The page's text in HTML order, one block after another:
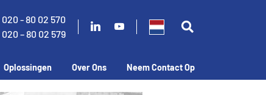
020 - 80 02 570
020 – 80 02 579
Oplossingen Over Ons Neem Contact Op